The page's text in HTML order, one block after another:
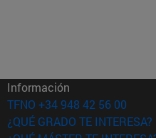
Información
TFNO +34 948 42 56 00
¿QUÉ GRADO TE INTERESA?